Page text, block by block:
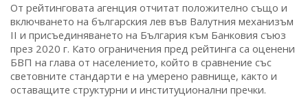
От рейтинговата агенция отчитат положително също и
включването на българския лев във Валутния механизъм
II и присъединяването на България към Банковия съюз
през 2020 г. Като ограничения пред рейтинга са оценени
БВП на глава от населението, който в сравнение със
световните стандарти е на умерено равнище, както и
оставащите структурни и институционални пречки.